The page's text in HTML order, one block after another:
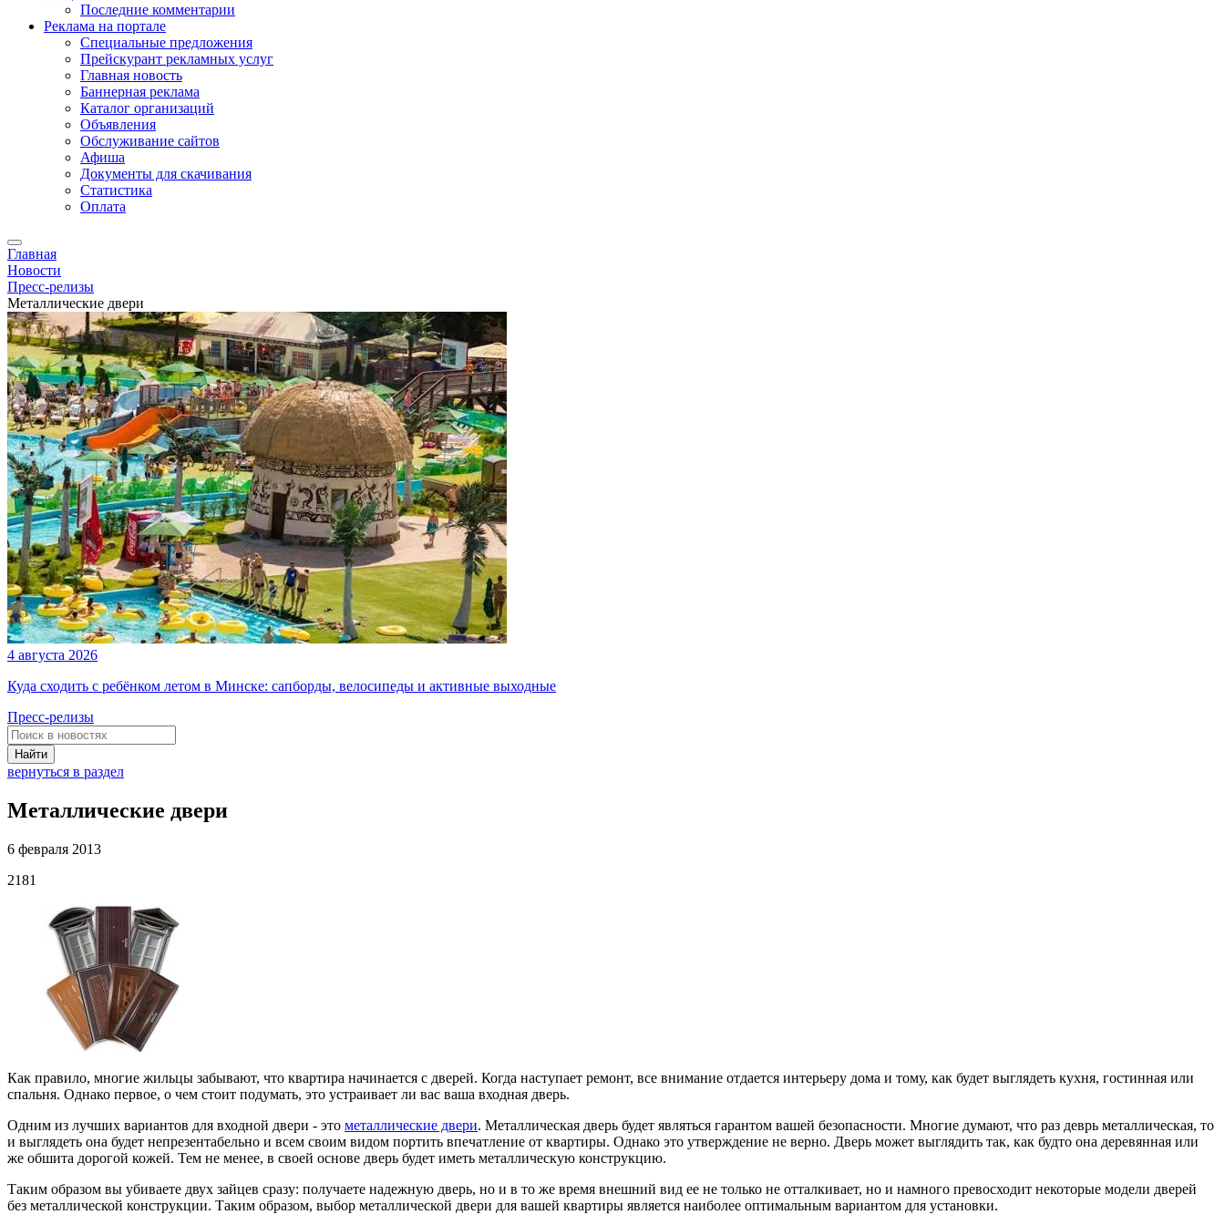
Последние комментарии
Реклама на портале
Специальные предложения
Прейскурант рекламных услуг
Главная новость
Баннерная реклама
Каталог организаций
Объявления
Обслуживание сайтов
Афиша
Документы для скачивания
Статистика
Оплата
Главная
Новости
Пресс-релизы
Металлические двери
4 августа 2026
Куда сходить с ребёнком летом в Минске: сапборды, велосипеды и активные выходные
Пресс-релизы
Найти
вернуться в раздел
Металлические двери
6 февраля 2013
2181
Как правило, многие жильцы забывают, что квартира начинается с дверей. Когда наступает ремонт, все внимание отдается интерьеру дома и тому, как будет выглядеть кухня, гостинная или
спальня. Однако первое, о чем стоит подумать, это устраивает ли вас ваша входная дверь.
Одним из лучших вариантов для входной двери - это металлические двери. Металлическая дверь будет являться гарантом вашей безопасности. Многие думают, что раз деврь металлическая, то
и выглядеть она будет непрезентабельно и всем своим видом портить впечатление от квартиры. Однако это утверждение не верно. Дверь может выглядить так, как будто она деревянная или
же обшита дорогой кожей. Тем не менее, в своей основе дверь будет иметь металлическую конструкцию.
Таким образом вы убиваете двух зайцев сразу: получаете надежную дверь, но и в то же время внешний вид ее не только не отталкивает, но и намного превосходит некоторые модели дверей
без металлической конструкции. Таким образом, выбор металлической двери для вашей квартиры является наиболее оптимальным вариантом для установки.­